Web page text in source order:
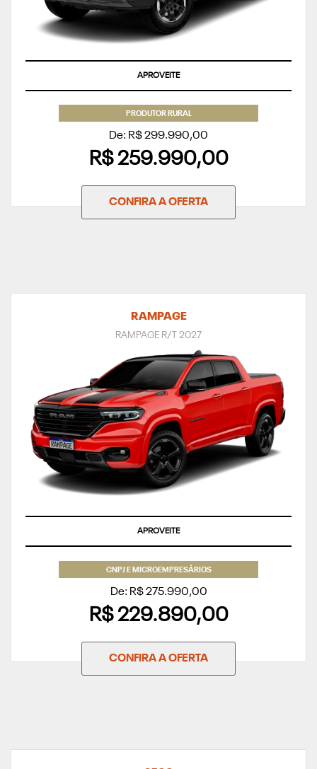
APROVEITE
PRODUTOR RURAL
De: R$ 299.990,00
R$ 259.990,00
CONFIRA A OFERTA
RAMPAGE
RAMPAGE R/T 2027
TAXA ZERO
CNPJ E MICROEMPRESÁRIOS
De: R$ 275.990,00
R$ 229.890,00
CONFIRA A OFERTA